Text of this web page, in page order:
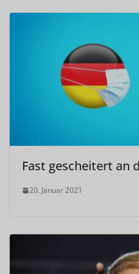
Fast gescheitert an
20. Januar 2021